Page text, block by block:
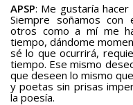
APSP: Me gustaría hacer
Siempre soñamos con
otros como a mí me
tiempo, dándome
sé lo que ocurrirá,
tiempo. Ese mismo
que deseen lo mismo
y poetas sin prisas
la poesía.